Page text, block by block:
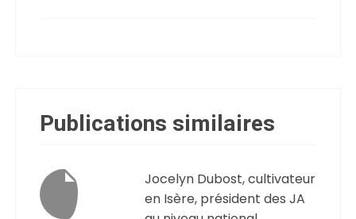
Publications similaires
Jocelyn Dubost, cultivateur
en Isère, président des JA